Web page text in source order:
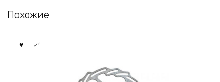
Похожие